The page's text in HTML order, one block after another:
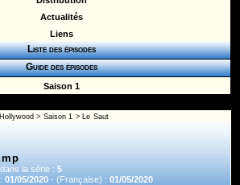
Actualités
Liens
Liste des épisodes
Guide des épisodes
Saison 1
Hollywood > Saison 1 > Le Saut
dans la série :5
:01/05/2020 - (Française) :01/05/2020